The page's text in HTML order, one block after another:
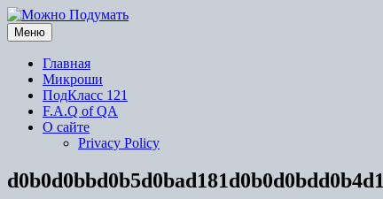
Перейти
к
содержимому
Меню
Главная
Микроши
ПодКласс 121
F.A.Q of QA
О сайте
Privacy Policy